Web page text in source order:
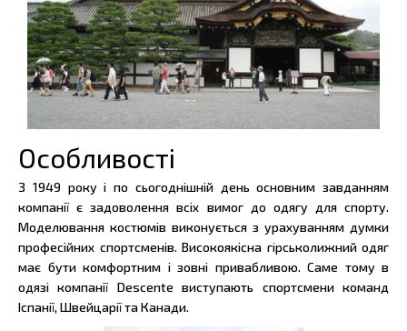
Особливості
З 1949 року і по сьогоднішній день основним завданням
компанії є задоволення всіх вимог до одягу для спорту.
Моделювання костюмів виконується з урахуванням думки
професійних спортсменів. Високоякісна гірськолижний одяг
має бути комфортним і зовні привабливою. Саме тому в
одязі компанії Descente виступають спортсмени команд
Іспанії, Швейцарії та Канади.